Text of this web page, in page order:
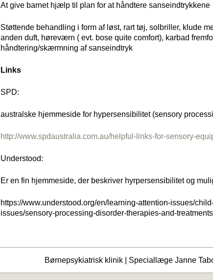
At give barnet hjælp til plan for at håndtere sanseindtrykkene
Støttende behandling i form af løst, rart tøj, solbriller, klude
anden duft, høreværn ( evt. bose quite comfort), karbad
håndtering/skærmning af sanseindtryk
Links
SPD:
australske hjemmeside for hypersensibilitet (sensory
http://www.spdaustralia.com.au/helpful-links-for-sensory-
Understood:
Er en fin hjemmeside, der beskriver hyrpersensibilitet og
https://www.understood.org/en/learning-attention-issues/
issues/sensory-processing-disorder-therapies-and-treatments
Børnepsykiatrisk klinik | Speciallæge Janne